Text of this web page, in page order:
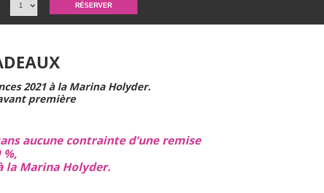
2021 à la Marina Holyder.
première
aucune contrainte d’une remise
%,
la Marina Holyder.